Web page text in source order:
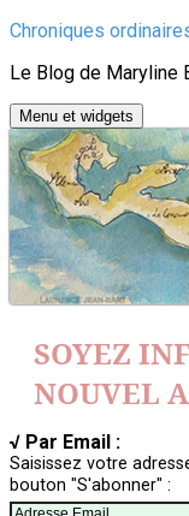
Aller
contenu
Chroniques
Le Blog de Maryline
Menu et widgets
SOYEZ
NOUVEL
√ Par Email :
Saisissez votre
bouton "S'abonner" :